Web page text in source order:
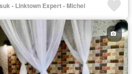
- Linktown Expert - Michel